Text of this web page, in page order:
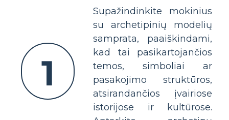
1
Supažindinkite mokinius
su archetipinių modelių
samprata, paaiškindami,
kad tai pasikartojančios
temos, simboliai ar
pasakojimo struktūros,
atsirandančios įvairiose
istorijose ir kultūrose.